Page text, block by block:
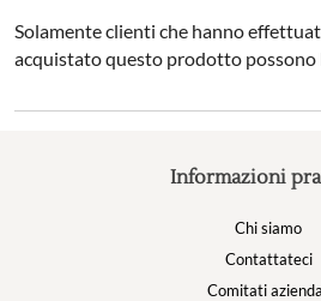
Solamente clienti che hanno
acquistato questo prodotto possono
Informazioni
Chi siamo
Contattateci
Comitati